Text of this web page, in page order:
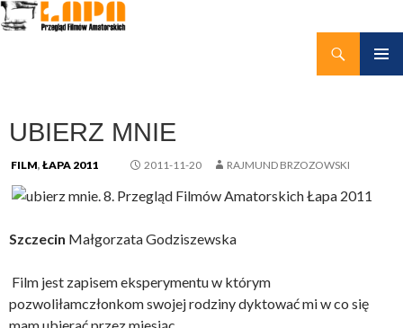
UBIERZ MNIE
FILM, ŁAPA 2011 2011-11-20 RAJMUND BRZOZOWSKI
Szczecin Małgorzata Godziszewska
Film jest zapisem eksperymentu w którym
pozwoliłamczłonkom swojej rodziny dyktować mi w co się
mam ubierać przez miesiąc